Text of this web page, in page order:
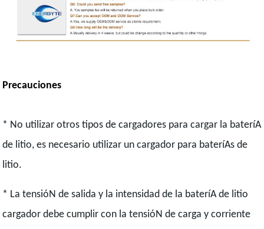
Precauciones
* No utilizar otros tipos de cargadores para cargar la bateríA
de litio, es necesario utilizar un cargador para bateríAs de
litio.
* La tensióN de salida y la intensidad de la bateríA de litio
cargador debe cumplir con la tensióN de carga y corriente